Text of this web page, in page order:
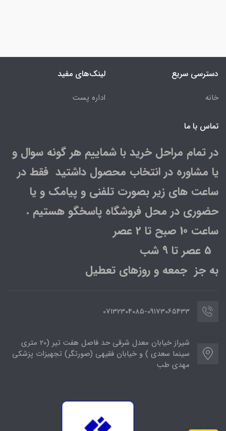
دسترسی سریع
خانه
لینک‌های مفید
اداره پست
تماس با ما
در تمام مراحل خرید با شماییم هر گونه سوال و
یا مشاوره در انتخاب محصول داشتید فقط در
ساعت های زیر بصورت تلفنی و پیامک و یا
حضوری در محل فروشگاه پاسخگو هستیم .
ساعت 10 صبح تا 2 عصر
به جز جمعه و روزهای تعطیل
07132304085-09173065433
شیراز خیابان معدل شرقی حد فاصل هفت تیر (20 متری
سینما سعدی ) و خیابان فقیهی (صورتگر) تجهیزات پزشکی
مهدی طب